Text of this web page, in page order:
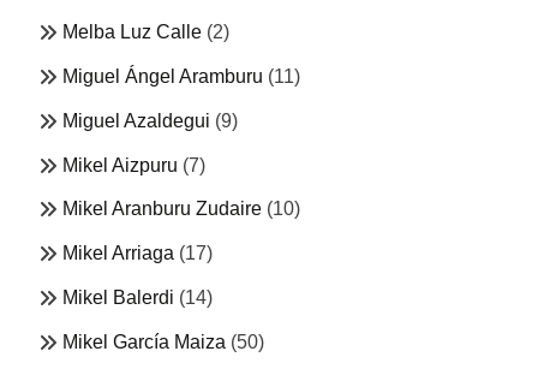
Melba Luz Calle (2)
Miguel Ángel Aramburu (11)
Miguel Azaldegui (9)
Mikel Aizpuru (7)
Mikel Aranburu Zudaire (10)
Mikel Arriaga (17)
Mikel Balerdi (14)
Mikel García Maiza (50)